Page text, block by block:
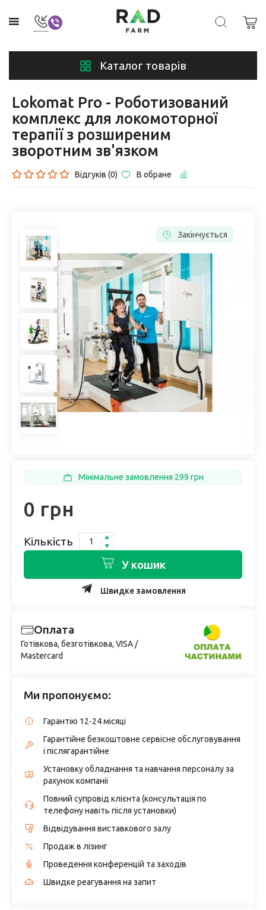
Каталог товарів
Lokomat Pro - Роботизований
комплекс для локомоторної
терапії з розширеним
зворотним зв'язком
Відгуків (0) В обране
Закінчується
Мінімальне замовлення 299 грн
0 грн
Кількість
У кошик
Швидке замовлення
Оплата
Готівкова, безготівкова, VISA /
Mastercard
Ми пропонуємо:
Гарантію 12-24 місяці
Гарантійне безкоштовне сервісне обслуговування
і післягарантійне
Установку обладнання та навчання персоналу за
рахунок компанії
Повний супровід клієнта (консультація по
телефону навіть після установки)
Відвідування виставкового залу
Продаж в лізинг
Проведення конференцій та заходів
Швидке реагування на запит